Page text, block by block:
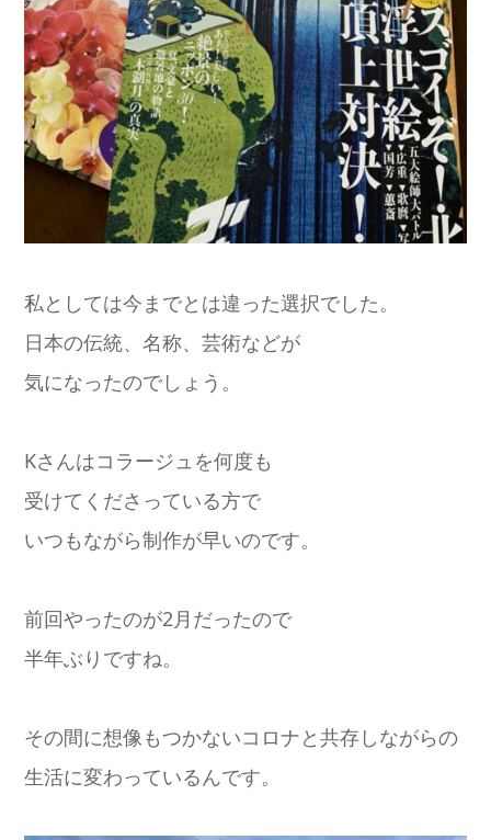
私としては今までとは違った選択でした。
日本の伝統、名称、芸術などが
気になったのでしょう。
Kさんはコラージュを何度も
受けてくださっている方で
いつもながら制作が早いのです。
前回やったのが2月だったので
半年ぶりですね。
その間に想像もつかないコロナと共存しながらの
生活に変わっているんです。